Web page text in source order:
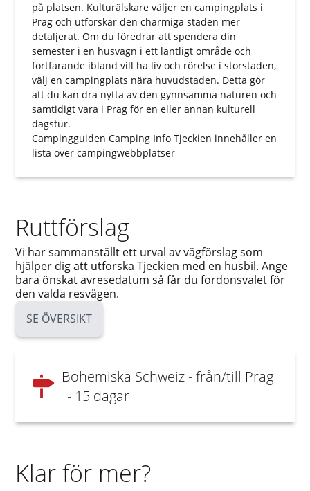
på platsen. Kulturälskare väljer en campingplats i
Prag och utforskar den charmiga staden mer
detaljerat. Om du föredrar att spendera din
semester i en husvagn i ett lantligt område och
fortfarande ibland vill ha liv och rörelse i storstaden,
välj en campingplats nära huvudstaden. Detta gör
att du kan dra nytta av den gynnsamma naturen och
samtidigt vara i Prag för en eller annan kulturell
dagstur.
CampingguidenCamping Info Tjeckien innehåller en
lista över campingwebbplatser
Ruttförslag
Vi har sammanställt ett urval av vägförslag som
hjälper dig att utforska Tjeckien med en husbil. Ange
bara önskat avresedatum så får du fordonsvalet för
den valda resvägen.
SE ÖVERSIKT
Bohemiska Schweiz - från/till Prag
- 15 dagar
Klar för mer?